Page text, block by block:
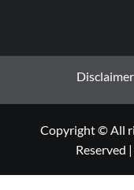
Disclaimer
Copyright © All
Reserved |